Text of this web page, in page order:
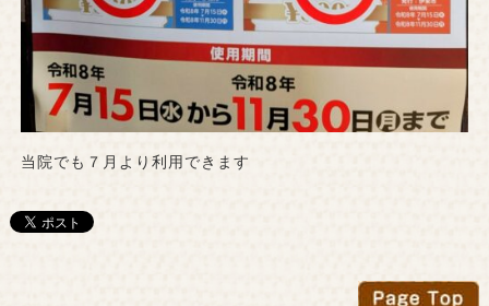
当院でも７月より利用できます